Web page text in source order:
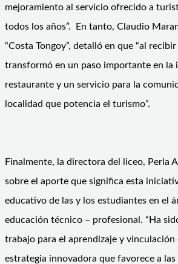
mejoramiento al servicio ofrecido a
todos los años”. En tanto, Claudio
“Costa Tongoy”, detalló en que “al
transformó en un paso importante en la
restaurante y un servicio para la
localidad que potencia el turismo”.
Finalmente, la directora del liceo, Perla
sobre el aporte que significa esta
educativo de las y los estudiantes en el
educación técnico – profesional. “Ha
trabajo para el aprendizaje y vinculación
estrategia innovadora que favorece a